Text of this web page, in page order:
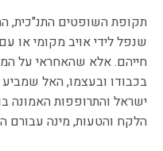
תקופת השופטים התנ"כית,
שנפל לידי אויב מקומי או
חייהם. אלא שהאחראי על
בכבודו ובעצמו, האל
ישראל והתרופפות האמונה
הלקח והטעות, מינה עבורם